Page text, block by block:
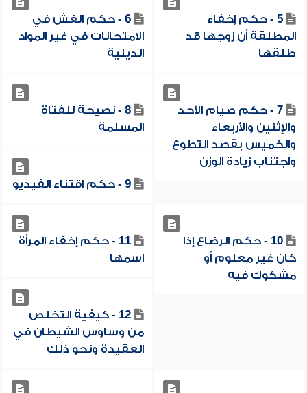
5 - حكم إخفاء
المطلقة أن زوجها قد
طلقها
6 - حكم الغش في
الامتحانات في غير المواد
الدينية
7 - حكم صيام الأحد
والإثنين والأربعاء
والخميس بقصد التطوع
واجتناب زيادة الوزن
8 - نصيحة للفتاة
المسلمة
9 - حكم اقتناء الفيديو
10 - حكم الرضاع إذا
كان غير معلوم أو
مشكوك فيه
11 - حكم إخفاء المرأة
اسمها
12 - كيفية التخلص
من وساوس الشيطان في
العقيدة ونحو ذلك